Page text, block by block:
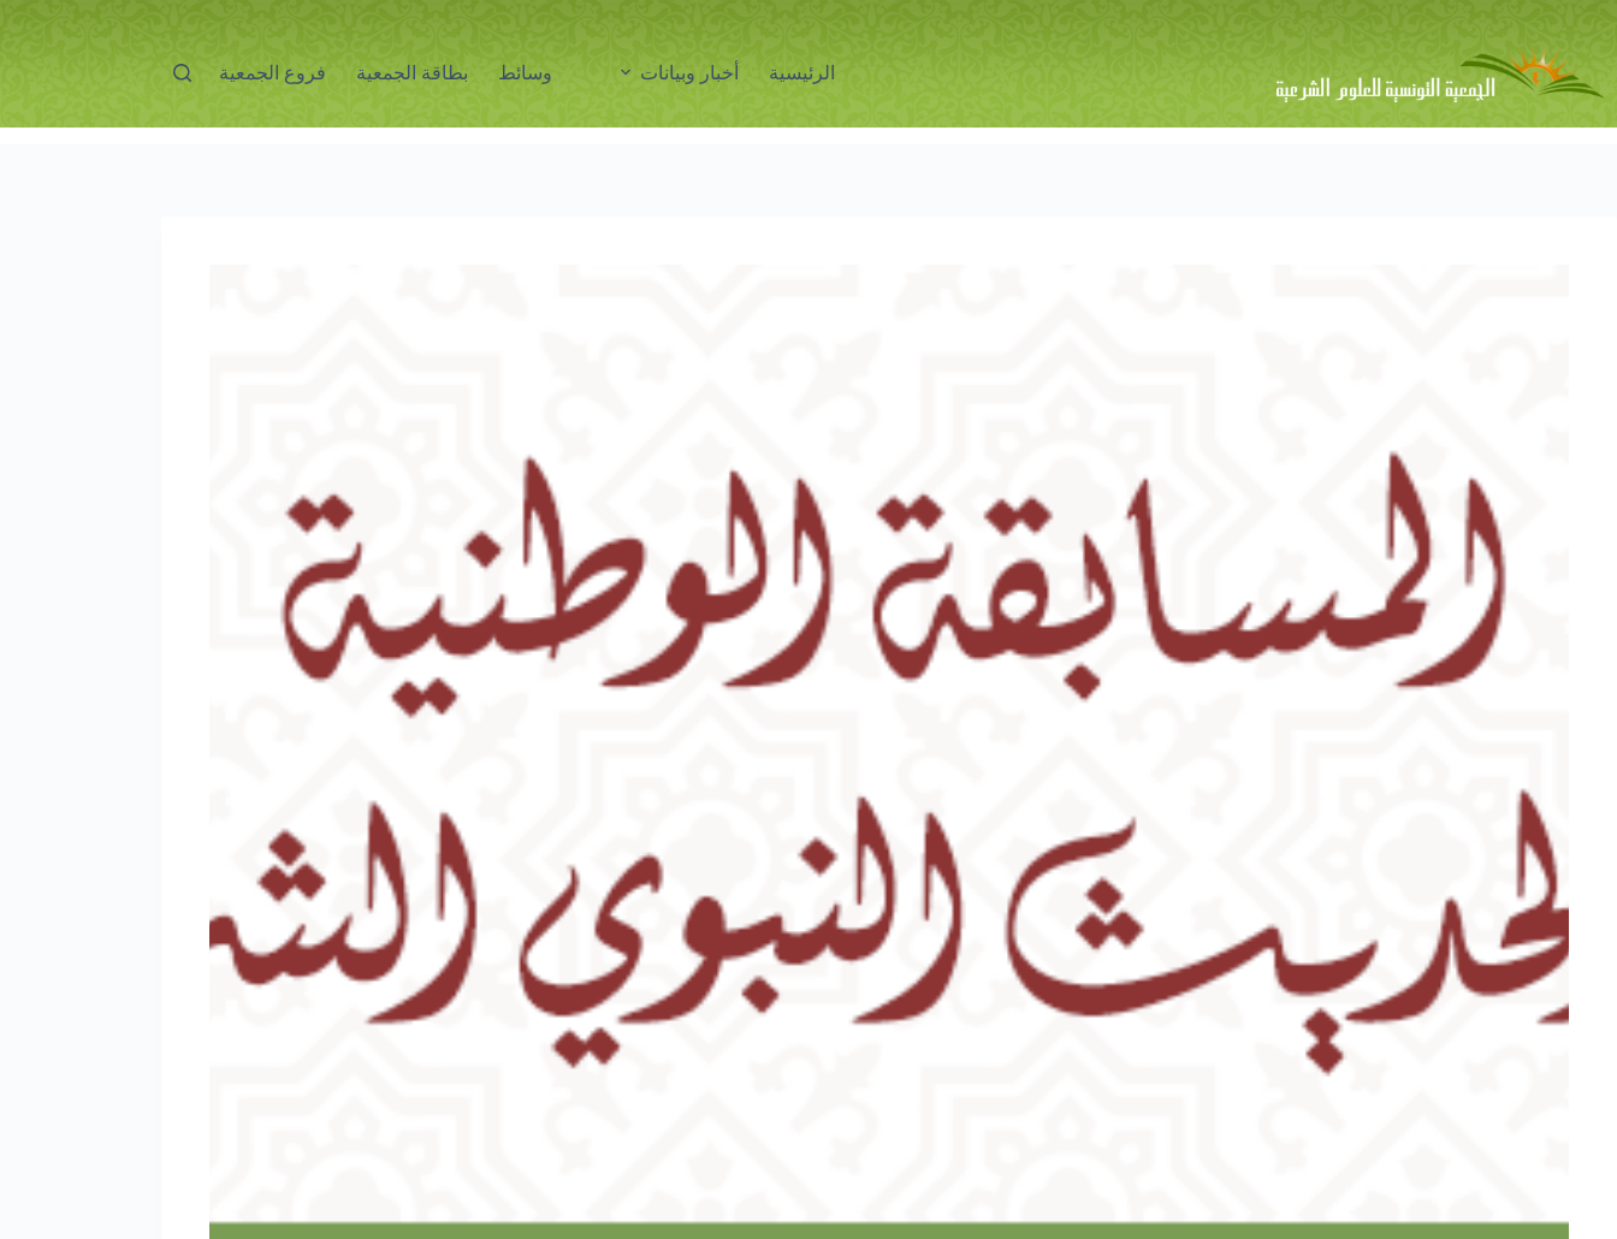
المحتوى
الرئيسية أخبار وبيانات وسائط بطاقة الجمعية فروع الجمعية